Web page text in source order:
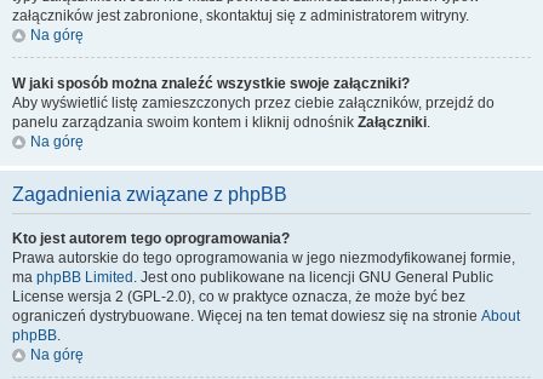
załączników jest zabronione, skontaktuj się z administratorem witryny.
Na górę
W jaki sposób można znaleźć wszystkie swoje załączniki?
Aby wyświetlić listę zamieszczonych przez ciebie załączników, przejdź do
panelu zarządzania swoim kontem i kliknij odnośnik Załączniki.
Na górę
Zagadnienia związane z phpBB
Kto jest autorem tego oprogramowania?
Prawa autorskie do tego oprogramowania w jego niezmodyfikowanej formie,
ma phpBB Limited . Jest ono publikowane na licencji GNU General Public
License wersja 2 (GPL-2.0), co w praktyce oznacza, że może być bez
ograniczeń dystrybuowane. Więcej na ten temat dowiesz się na stronie About
phpBB.
Na górę